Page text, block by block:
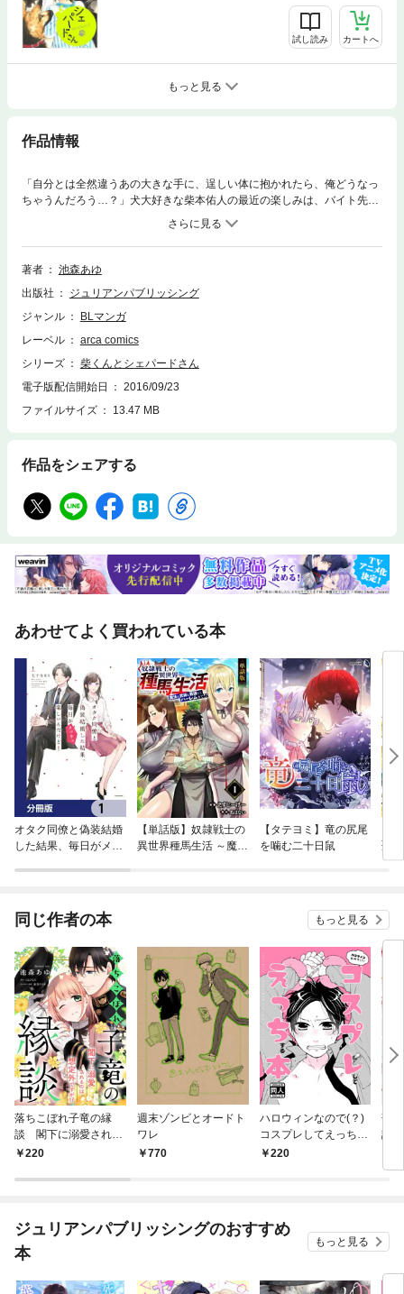
試し読み カートへ
もっと見る
作品情報
「自分とは全然違うあの大きな手に、逞しい体に抱かれたら、俺どうなっ
ちゃうんだろう…？」犬大好きな柴本佑人の最近の楽しみは、バイト先の
コンビニに毎朝やってくる大きなシェパードを眺めること。けれどひょん
なことからそのシェパードの飼い主・犬養と急接近！ 無愛想な犬養がふ
と見せる優しい笑顔に胸が高鳴るのは、スポーツマンらしい男っぽい大き
な体を意識してしまうのは、なんで…？ シェパード系イケメン男子と柴
著者
池森あゆ
出版社
ジュリアンパブリッシング
ジャンル
BLマンガ
レーベル
arca comics
シリーズ
柴くんとシェパードさん
電子版配信開始日
2016/09/23
ファイルサイズ
13.47 MB
作品をシェアする
あわせてよく買われている本
オタク同僚と偽装結婚
した結果、毎日がメッ
【単話版】奴隷戦士の
異世界種馬生活 ～魔法
【タテヨミ】竜の尻尾
を噛む二十日鼠
聖
す
同じ作者の本 もっと見る
落ちこぼれ子竜の縁
談 閣下に溺愛される
のは想定外ですが！？
220
週末ゾンビとオードト
ワレ
770
ハロウィンなので(？)
コスプレしてえっちす
る本220
落
談
１
ジュリアンパブリッシングのおすすめ
本
もっと見る